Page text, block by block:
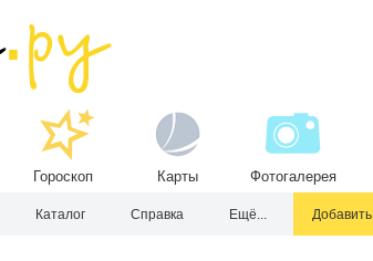
Гороскоп Карты Фотогалерея
Каталог Справка Ещё... Добавить